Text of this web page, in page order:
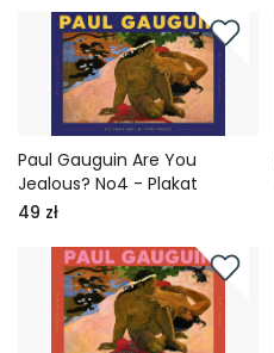
Paul Gauguin Are You
Jealous? No4 - Plakat
49 zł